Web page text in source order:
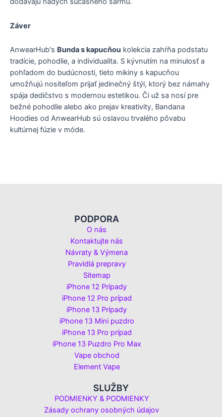
Záver
AnwearHub's Bunda s kapucňou kolekcia zahŕňa podstatu
tradície, pohodlie, a individualita. S kývnutím na minulosť a
pohľadom do budúcnosti, tieto mikiny s kapucňou
umožňujú nositeľom prijať jedinečný štýl, ktorý bez námahy
spája dedičstvo s modernou estetikou. Či už sa nosí pre
bežné pohodlie alebo ako prejav kreativity, Bandana
Hoodies od AnwearHub sú oslavou trvalého pôvabu
kultúrnej fúzie v móde.
PODPORA
O nás
Kontaktujte nás
Návraty & Výmena
Pravidlá prepravy
Sitemap
iPhone 12 Prípady
iPhone 12 Pro prípad
iPhone 13 Prípady
iPhone 13 Mini puzdro
iPhone 13 Pro prípad
iPhone 13 Puzdro Pro Max
Vape obchod
Element Vape
SLUŽBY
PODMIENKY & PODMIENKY
Zásady ochrany osobných údajov